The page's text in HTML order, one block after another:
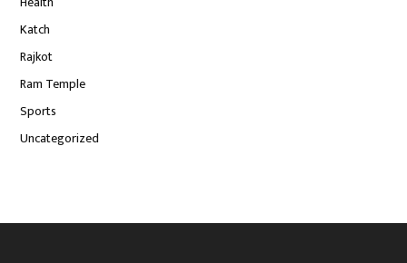
Katch
Rajkot
Ram Temple
Sports
Uncategorized